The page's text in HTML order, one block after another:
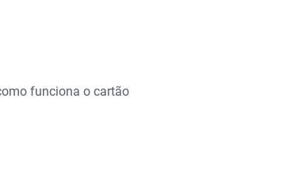
funciona o cartão